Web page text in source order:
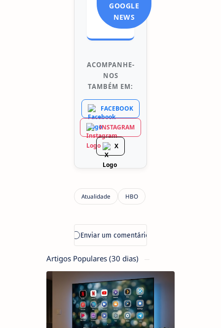
GOOGLE
NEWS
ACOMPANHE-
NOS
TAMBÉM EM:
FACEBOOK
INSTAGRAM
X
Artigos Populares (30 dias)